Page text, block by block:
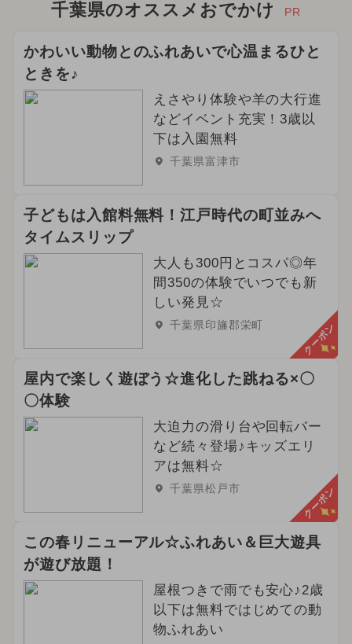
千葉県のオススメおでかけ PR
かわいい動物とのふれあいで心温まるひと
ときを♪
えさやり体験や羊の大行進
などイベント充実！3歳以
下は入園無料
千葉県富津市
子どもは入館料無料！江戸時代の町並みへ
タイムスリップ
大人も300円とコスパ◎年
間350の体験でいつでも新
しい発見☆
千葉県印旛郡栄町 クーポン
屋内で楽しく遊ぼう☆進化した跳ねる×〇
〇体験
大迫力の滑り台や回転バー
など続々登場♪キッズエリ
アは無料☆
千葉県松戸市 クーポン
この春リニューアル☆ふれあい＆巨大遊具
が遊び放題！
屋根つきで雨でも安心♪2歳
以下は無料ではじめての動
物ふれあい